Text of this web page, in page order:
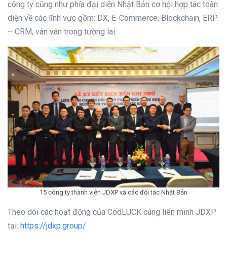
công ty cũng như phía đại diện Nhật Bản cơ hội hợp tác toàn
diện về các lĩnh vực gồm: DX, E-Commerce, Blockchain, ERP
– CRM, vân vân trong tương lai.
15 công ty thành viên JDXP và các đối tác Nhật Bản
Theo dõi các hoạt động của CodLUCK cùng liên minh JDXP
tại: https://jdxp.group/